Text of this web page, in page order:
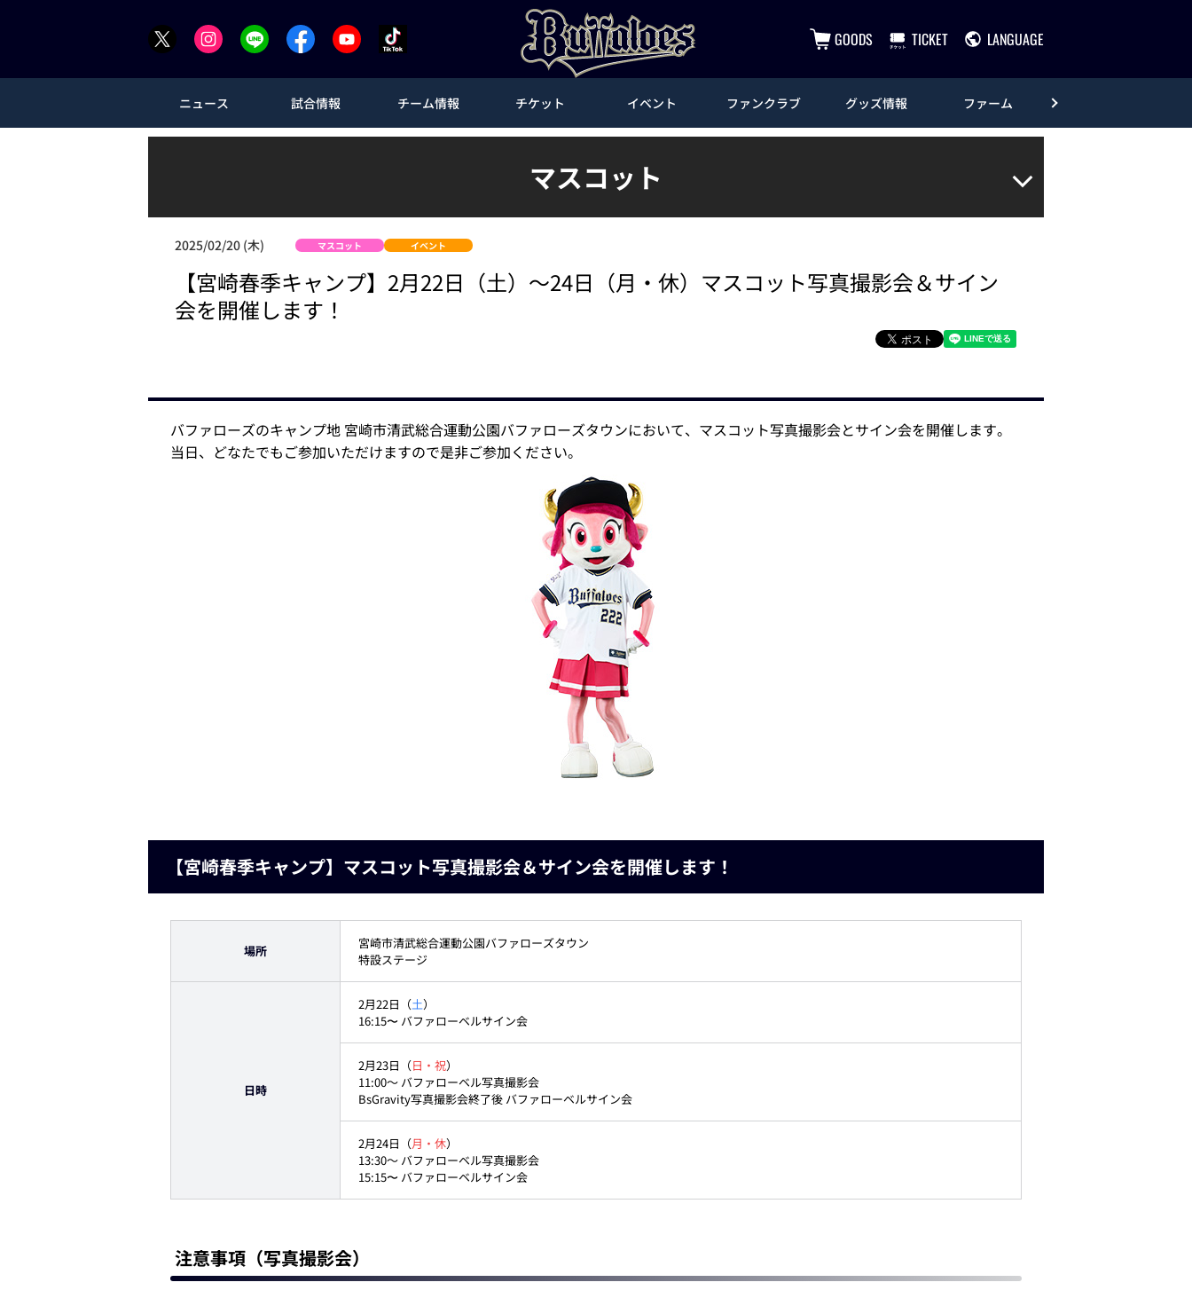
GOODS TICKET LANGUAGE
ニュース 試合情報 チーム情報 チケット イベント ファンクラブ グッズ情報 ファーム
マスコット
2025/02/20 (木) マスコット イベント
【宮崎春季キャンプ】2月22日（土）～24日（月・休）マスコット写真撮影会＆サイン
会を開催します！
バファローズのキャンプ地 宮崎市清武総合運動公園バファローズタウンにおいて、マスコット写真撮影会とサイン会を開催します。
当日、どなたでもご参加いただけますので是非ご参加ください。
【宮崎春季キャンプ】マスコット写真撮影会＆サイン会を開催します！
場所
宮崎市清武総合運動公園バファローズタウン
特設ステージ
日時
2月22日（土）
16:15〜 バファローベルサイン会
2月23日（日・祝）
11:00～ バファローベル写真撮影会
BsGravity写真撮影会終了後 バファローベルサイン会
2月24日（月・休）
13:30～ バファローベル写真撮影会
15:15〜 バファローベルサイン会
注意事項（写真撮影会）